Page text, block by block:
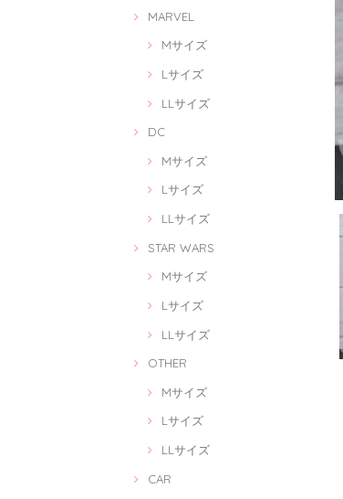
MARVEL
Mサイズ
Lサイズ
LLサイズ
DC
Mサイズ
Lサイズ
LLサイズ
STAR WARS
Mサイズ
Lサイズ
LLサイズ
OTHER
Mサイズ
Lサイズ
LLサイズ
CAR